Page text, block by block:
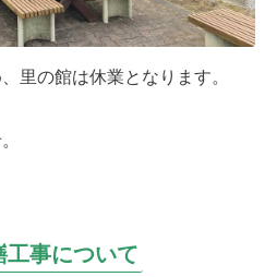
里の館は休業となります。
工事について